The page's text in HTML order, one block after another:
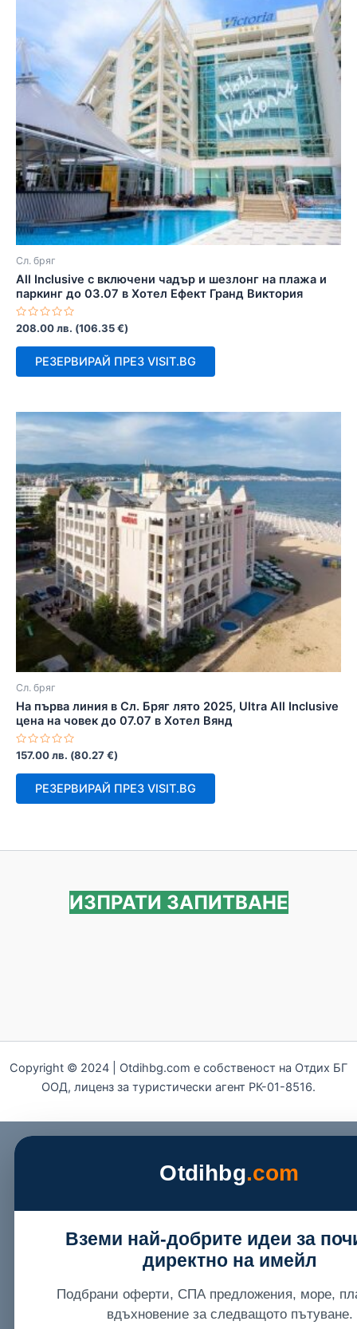
Сл. бряг
All Inclusive с включени чадър и шезлонг на плажа и
паркинг до 03.07 в Хотел Ефект Гранд Виктория
Оценено
0
208.00лв. (106.35€)
РЕЗЕРВИРАЙ ПРЕЗ VISIT.BG
Сл. бряг
На първа линия в Сл. Бряг лято 2025, Ultra All Inclusive
цена на човек до 07.07 в Хотел Вянд
Оценено
0
157.00лв. (80.27€)
РЕЗЕРВИРАЙ ПРЕЗ VISIT.BG
ИЗПРАТИ ЗАПИТВАНЕ
Copyright © 2024 | Otdihbg.com e собственост на Отдих БГ
ООД, лиценз за туристически агент РК-01-8516.
Otdihbg.com
Вземи най-добрите идеи за
директно на имейл
Подбрани оферти, СПА предложения, море,
вдъхновение за следващото пътуване.